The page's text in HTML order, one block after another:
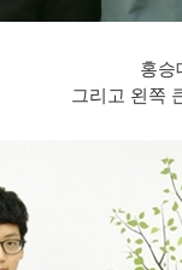
홍승
그리고 왼쪽